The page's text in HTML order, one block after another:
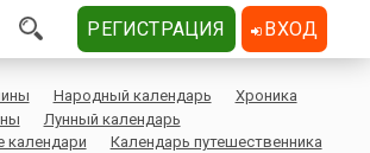
Народный календарь
Хроника
Лунный календарь
календари
Календарь путешественника
РЕГИСТРАЦИЯ ВХОД